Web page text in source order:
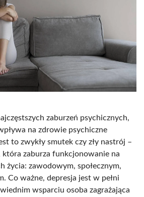
zaburzeń psychicznych,
na zdrowie psychiczne
to zwykły smutek czy zły nastrój –
zaburza funkcjonowanie na
życia: zawodowym, społecznym,
Co ważne, depresja jest w pełni
wsparciu osoba zagrażająca